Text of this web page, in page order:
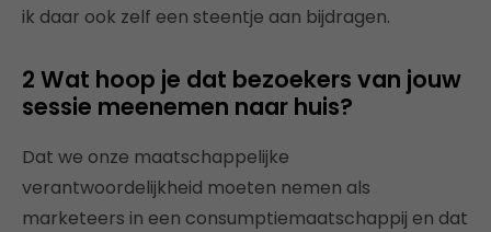
ik daar ook zelf een steentje aan bijdragen.
2 Wat hoop je dat bezoekers van jouw
sessie meenemen naar huis?
Dat we onze maatschappelijke
verantwoordelijkheid moeten nemen als
marketeers in een consumptiemaatschappij en dat